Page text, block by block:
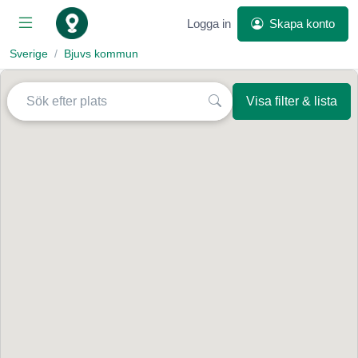
Logga in Skapa konto
Sverige Bjuvs kommun
Visa filter & lista